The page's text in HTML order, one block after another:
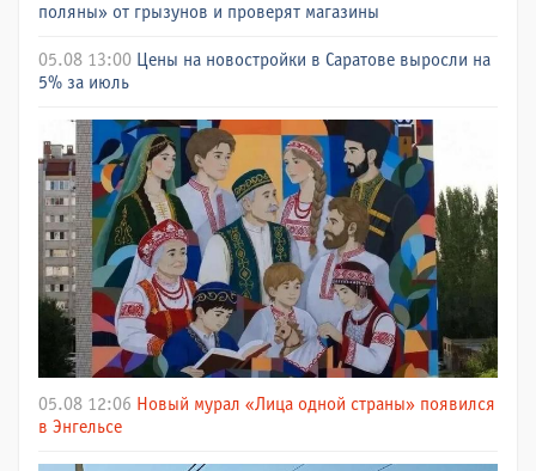
поляны» от грызунов и проверят магазины
05.08 13:00 Цены на новостройки в Саратове выросли на
5% за июль
05.08 12:06 Новый мурал «Лица одной страны» появился
в Энгельсе